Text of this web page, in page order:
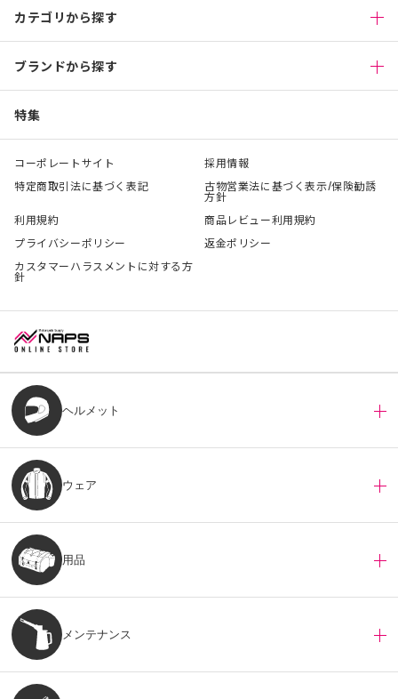
カテゴリから探す
ブランドから探す
特集
コーポレートサイト
採用情報
特定商取引法に基づく表記
古物営業法に基づく表示/保険勧誘
方針
利用規約
商品レビュー利用規約
プライバシーポリシー
返金ポリシー
カスタマーハラスメントに対する方
針
ヘルメット
ウェア
用品
メンテナンス